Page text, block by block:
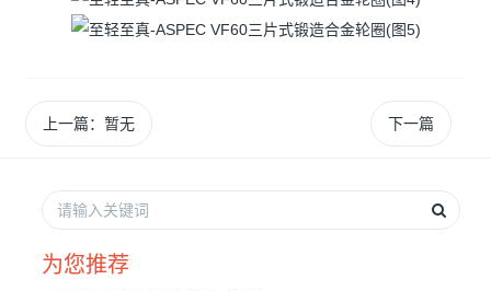
上一篇：暂无 下一篇
为您推荐